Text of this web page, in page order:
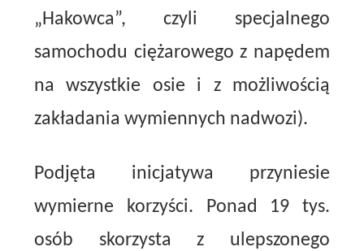
„Hakowca”, czyli specjalnego
samochodu ciężarowego z napędem
na wszystkie osie i z możliwością
zakładania wymiennych nadwozi).
Podjęta inicjatywa przyniesie
wymierne korzyści. Ponad 19 tys.
osób skorzysta z ulepszonego